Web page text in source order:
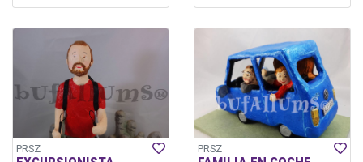
PRSZ PRSZ